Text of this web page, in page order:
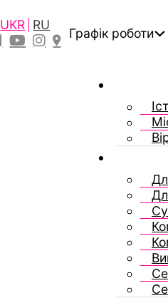
UKR RU
Графік роботи